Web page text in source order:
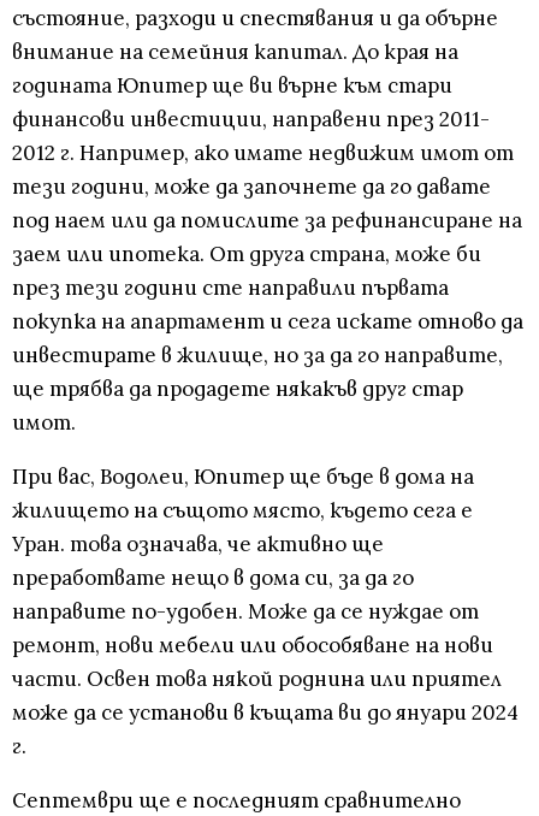
състояние, разходи и спестявания и да обърне
внимание на семейния капитал. До края на
годината Юпитер ще ви върне към стари
финансови инвестиции, направени през 2011-
2012 г. Например, ако имате недвижим имот от
тези години, може да започнете да го давате
под наем или да помислите за рефинансиране на
заем или ипотека. От друга страна, може би
през тези години сте направили първата
покупка на апартамент и сега искате отново да
инвестирате в жилище, но за да го направите,
ще трябва да продадете някакъв друг стар
имот.
При вас, Водолеи, Юпитер ще бъде в дома на
жилището на същото място, където сега е
Уран. това означава, че активно ще
преработвате нещо в дома си, за да го
направите по-удобен. Може да се нуждае от
ремонт, нови мебели или обособяване на нови
части. Освен това някой роднина или приятел
може да се установи в къщата ви до януари 2024
г.
Септември ще е последният сравнително